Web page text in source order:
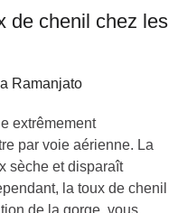
de chenil chez les
Ramanjato
extrêmement
par voie aérienne. La
sèche et disparaît
la toux de chenil
de la gorge, vous